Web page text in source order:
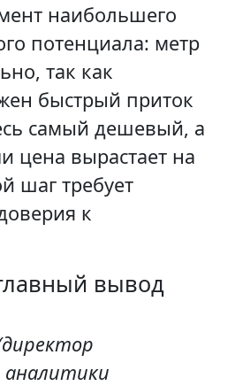
наибольшего
потенциала: метр
так как
быстрый приток
самый дешевый, а
цена вырастает на
шаг требует
к
вывод